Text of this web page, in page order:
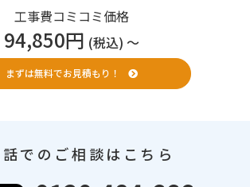
工事費コミコミ価格
94,850円 (税込) 〜
まずは無料でお見積もり！
でのご相談はこちら